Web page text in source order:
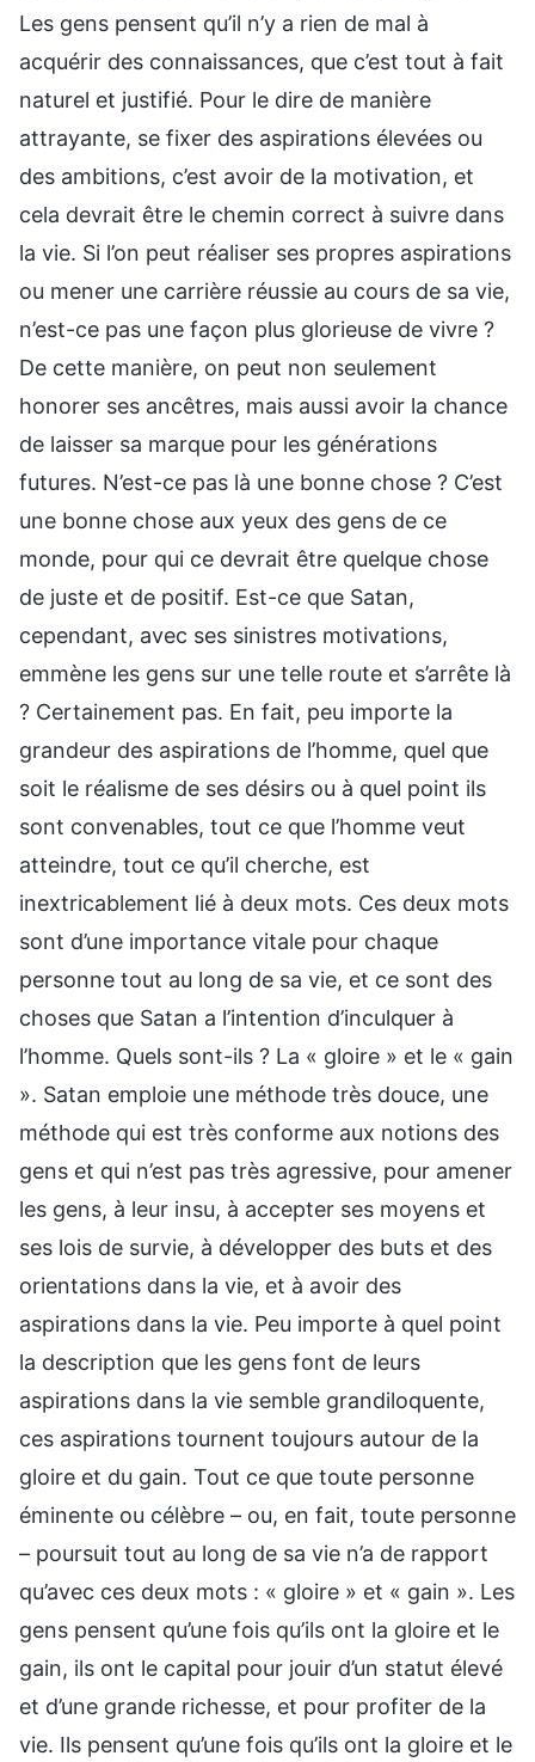
Les gens pensent qu’il n’y a rien de mal à
acquérir des connaissances, que c’est tout à fait
naturel et justifié. Pour le dire de manière
attrayante, se fixer des aspirations élevées ou
des ambitions, c’est avoir de la motivation, et
cela devrait être le chemin correct à suivre dans
la vie. Si l’on peut réaliser ses propres aspirations
ou mener une carrière réussie au cours de sa vie,
n’est-ce pas une façon plus glorieuse de vivre ?
De cette manière, on peut non seulement
honorer ses ancêtres, mais aussi avoir la chance
de laisser sa marque pour les générations
futures. N’est-ce pas là une bonne chose ? C’est
une bonne chose aux yeux des gens de ce
monde, pour qui ce devrait être quelque chose
de juste et de positif. Est-ce que Satan,
cependant, avec ses sinistres motivations,
emmène les gens sur une telle route et s’arrête là
? Certainement pas. En fait, peu importe la
grandeur des aspirations de l’homme, quel que
soit le réalisme de ses désirs ou à quel point ils
sont convenables, tout ce que l’homme veut
atteindre, tout ce qu’il cherche, est
inextricablement lié à deux mots. Ces deux mots
sont d’une importance vitale pour chaque
personne tout au long de sa vie, et ce sont des
choses que Satan a l’intention d’inculquer à
l’homme. Quels sont-ils ? La « gloire » et le « gain
». Satan emploie une méthode très douce, une
méthode qui est très conforme aux notions des
gens et qui n’est pas très agressive, pour amener
les gens, à leur insu, à accepter ses moyens et
ses lois de survie, à développer des buts et des
orientations dans la vie, et à avoir des
aspirations dans la vie. Peu importe à quel point
la description que les gens font de leurs
aspirations dans la vie semble grandiloquente,
ces aspirations tournent toujours autour de la
gloire et du gain. Tout ce que toute personne
éminente ou célèbre – ou, en fait, toute personne
– poursuit tout au long de sa vie n’a de rapport
qu’avec ces deux mots : « gloire » et « gain ». Les
gens pensent qu’une fois qu’ils ont la gloire et le
gain, ils ont le capital pour jouir d’un statut élevé
et d’une grande richesse, et pour profiter de la
vie. Ils pensent qu’une fois qu’ils ont la gloire et le